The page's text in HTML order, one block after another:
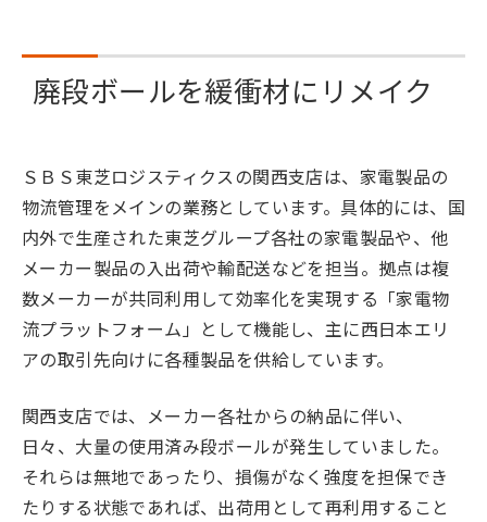
廃段ボールを緩衝材にリメイク
ＳＢＳ東芝ロジスティクスの関西支店は、家電製品の
物流管理をメインの業務としています。具体的には、国
内外で生産された東芝グループ各社の家電製品や、他
メーカー製品の入出荷や輸配送などを担当。拠点は複
数メーカーが共同利用して効率化を実現する「家電物
流プラットフォーム」として機能し、主に西日本エリ
アの取引先向けに各種製品を供給しています。
関西支店では、メーカー各社からの納品に伴い、
日々、大量の使用済み段ボールが発生していました。
それらは無地であったり、損傷がなく強度を担保でき
たりする状態であれば、出荷用として再利用すること